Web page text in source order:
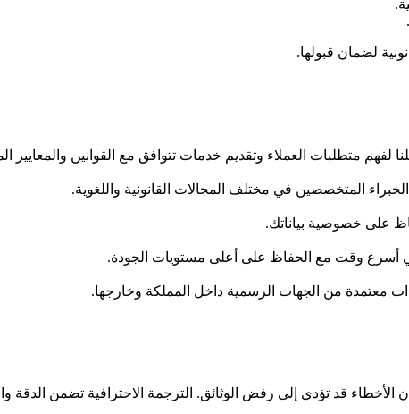
لضمان قبولها.
متطلبات العملاء وتقديم خدمات تتوافق مع القوانين والمعايير
المتخصصين في مختلف المجالات القانونية واللغوية.
على خصوصية بياناتك.
أسرع وقت مع الحفاظ على أعلى مستويات الجودة.
معتمدة من الجهات الرسمية داخل المملكة وخارجها.
قد تؤدي إلى رفض الوثائق. الترجمة الاحترافية تضمن الدقة